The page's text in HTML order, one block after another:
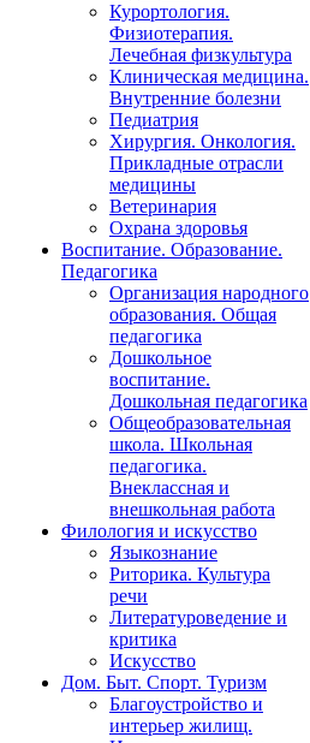
Курортология.
Физиотерапия.
Лечебная физкультура
Клиническая медицина.
Внутренние болезни
Педиатрия
Хирургия. Онкология.
Прикладные отрасли
медицины
Ветеринария
Охрана здоровья
Воспитание. Образование.
Педагогика
Организация народного
образования. Общая
педагогика
Дошкольное
воспитание.
Дошкольная педагогика
Общеобразовательная
школа. Школьная
педагогика.
Внеклассная и
внешкольная работа
Филология и искусство
Языкознание
Риторика. Культура
речи
Литературоведение и
критика
Искусство
Дом. Быт. Спорт. Туризм
Благоустройство и
интерьер жилищ.